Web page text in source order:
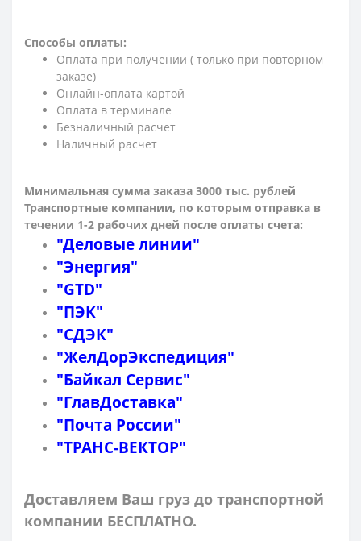
Способы оплаты:
Оплата при получении ( только при повторном
заказе)
Онлайн-оплата картой
Оплата в терминале
Безналичный расчет
Наличный расчет
Минимальная сумма заказа 3000 тыс. рублей
Транспортные компании, по которым отправка в
течении 1-2 рабочих дней после оплаты счета:
"Деловые линии"
"Энергия"
"GTD"
"ПЭК"
"СДЭК"
"ЖелДорЭкспедиция"
"Байкал Сервис"
"ГлавДоставка"
"Почта России"
"ТРАНС-ВЕКТОР"
Доставляем Ваш груз до транспортной
компании БЕСПЛАТНО.